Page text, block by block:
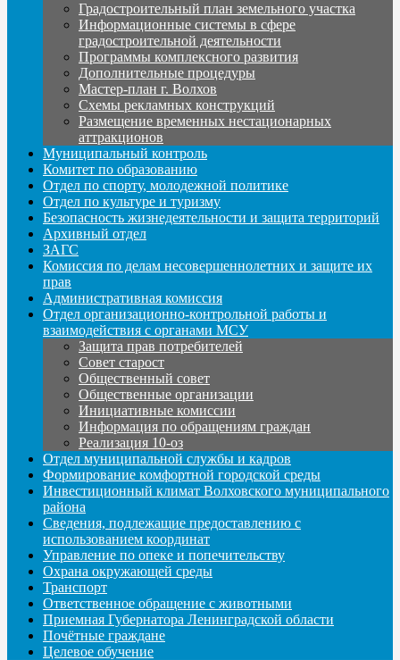
Градостроительный план земельного участка
Информационные системы в сфере
градостроительной деятельности
Программы комплексного развития
Дополнительные процедуры
Мастер-план г. Волхов
Схемы рекламных конструкций
Размещение временных нестационарных
аттракционов
Муниципальный контроль
Комитет по образованию
Отдел по спорту, молодежной политике
Отдел по культуре и туризму
Безопасность жизнедеятельности и защита территорий
Архивный отдел
ЗАГС
Комиссия по делам несовершеннолетних и защите их
прав
Административная комиссия
Отдел организационно-контрольной работы и
взаимодействия с органами МСУ
Защита прав потребителей
Совет старост
Общественный совет
Общественные организации
Инициативные комиссии
Информация по обращениям граждан
Реализация 10-оз
Отдел муниципальной службы и кадров
Формирование комфортной городской среды
Инвестиционный климат Волховского муниципального
района
Сведения, подлежащие предоставлению с
использованием координат
Управление по опеке и попечительству
Охрана окружающей среды
Транспорт
Ответственное обращение с животными
Приемная Губернатора Ленинградской области
Почётные граждане
Целевое обучение